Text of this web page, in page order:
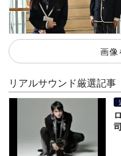
画像
リアルサウンド厳選記事
司